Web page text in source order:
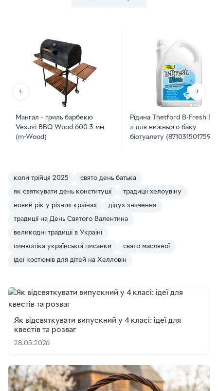
‹
Мангал - гриль барбекю
Vesuvi BBQ Wood 600 3 мм
(m-Wood)
Рідина Thetford B-Fresh
л для нижнього баку
біотуалету (8710315017595)
›
коли трійця 2025 свято день батька
як святкувати день конституції традиції хелоувіну
новий рік у різних країнах дідух значення
традиції на День Святого Валентина
великодні традиції в Україні
символіка української писанки свято масляної
ідеї костюмів для дітей на Хелловін
Як відсвяткувати випускний у 4 класі: ідеї для
квестів та розваг
28.05.2026